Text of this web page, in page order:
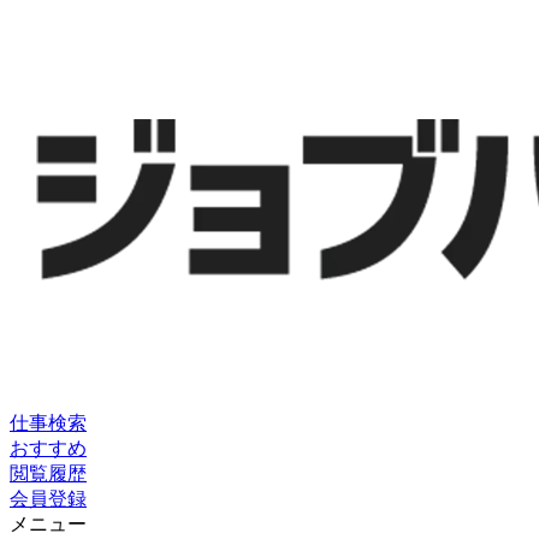
仕事検索
おすすめ
閲覧履歴
会員登録
メニュー